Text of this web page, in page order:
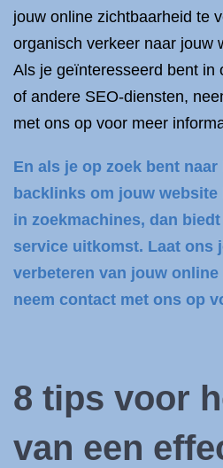
jouw online zichtbaarheid te
organisch verkeer naar jouw
Als je geïnteresseerd bent in
of andere SEO-diensten,
met ons op voor meer
En als je op zoek bent
backlinks om jouw
in zoekmachines, dan
service uitkomst. Laat ons
verbeteren van jouw
neem contact met ons op
8 tips voor
van een